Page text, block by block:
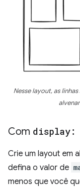
Nesse layout, as
Com display:
Crie um layout em
defina o valor de
menos que você